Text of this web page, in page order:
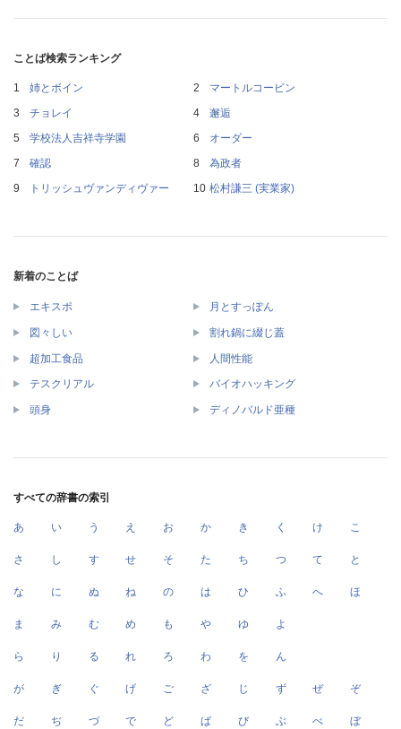
ことば検索ランキング
姉とボイン
マートルコービン
チョレイ
邂逅
学校法人吉祥寺学園
オーダー
確認
為政者
トリッシュヴァンディヴァー
松村謙三 (実業家)
新着のことば
エキスポ 月とすっぽん
図々しい 割れ鍋に綴じ蓋
超加工食品 人間性能
テスクリアル バイオハッキング
頭身 ディノバルド亜種
すべての辞書の索引
あ い う え お か き く け こ
さ し す せ そ た ち つ て と
な に ぬ ね の は ひ ふ へ ほ
ま み む め も や ゆ よ
ら り る れ ろ わ を ん
が ぎ ぐ げ ご ざ じ ず ぜ ぞ
だ ぢ づ で ど ば び ぶ べ ぼ